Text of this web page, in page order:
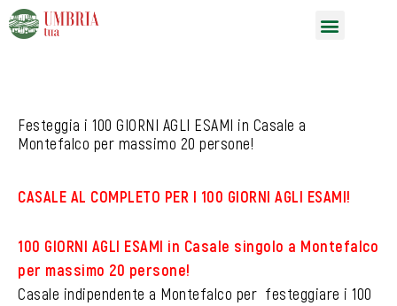
Vai
al
Festeggia i 100 GIORNI AGLI ESAMI in Casale a
Montefalco per massimo 20 persone!
CASALE AL COMPLETO PER I 100 GIORNI AGLI ESAMI!
100 GIORNI AGLI ESAMI in Casale singolo a Montefalco
per massimo 20 persone!
Casale indipendente a Montefalco per festeggiare i 100